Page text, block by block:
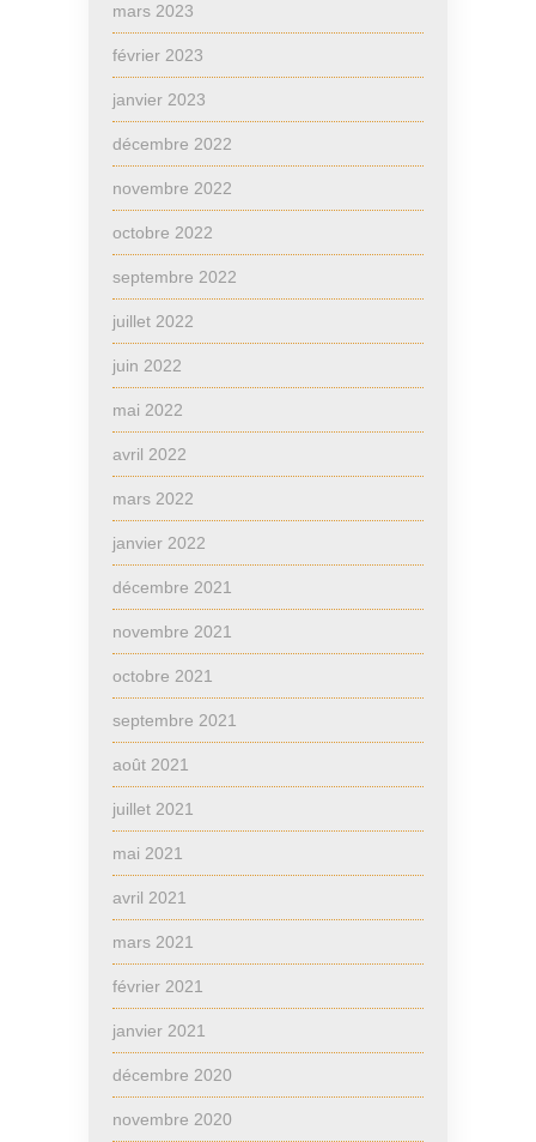
mars 2023
février 2023
janvier 2023
décembre 2022
novembre 2022
octobre 2022
septembre 2022
juillet 2022
juin 2022
mai 2022
avril 2022
mars 2022
janvier 2022
décembre 2021
novembre 2021
octobre 2021
septembre 2021
août 2021
juillet 2021
mai 2021
avril 2021
mars 2021
février 2021
janvier 2021
décembre 2020
novembre 2020